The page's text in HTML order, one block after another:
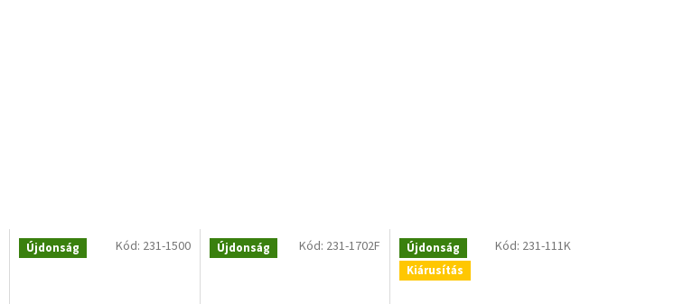
Újdonság Kód: 231-1500 Újdonság Kód: 231-1702F
Újdonság
Kiárusítás
Kód: 231-111K